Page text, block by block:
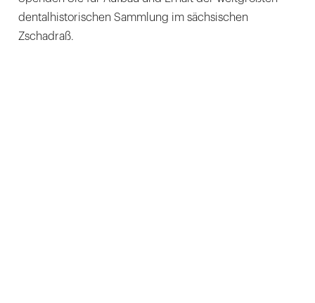
dentalhistorischen Sammlung im sächsischen
Zschadraß.